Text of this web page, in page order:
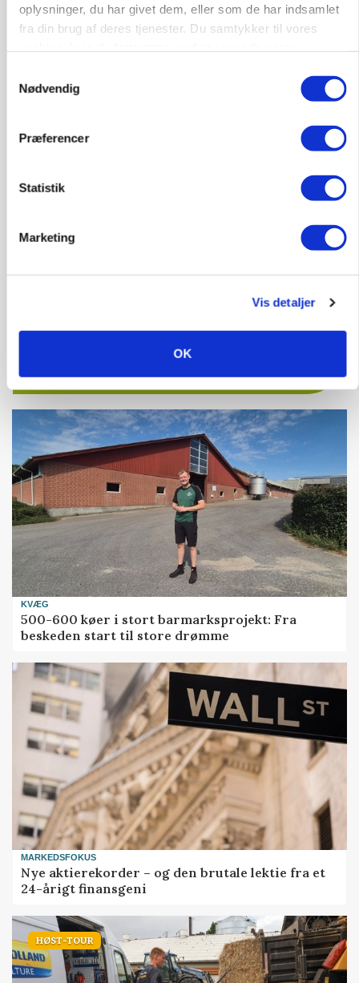
oplysninger, du har givet dem, eller som de har indsamlet
fra din brug af deres tjenester. Du samtykker til vores
Nødvendig
Præferencer
Statistik
Marketing
Vis detaljer
OK
Grise
Kalvepasser til ejendom i udvikling søges
KVÆG
500-600 køer i stort barmarksprojekt: Fra
beskeden start til store drømme
MARKEDSFOKUS
Nye aktierekorder – og den brutale lektie fra et
24-årigt finansgeni
HØST-TOUR